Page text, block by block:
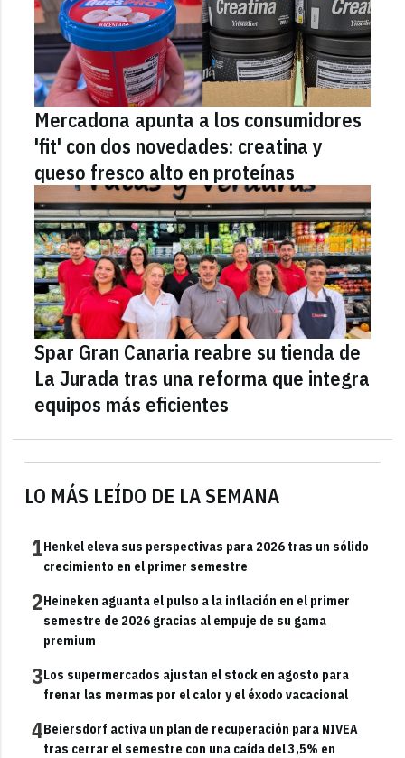
LO MÁS LEÍDO DE LA SEMANA
1Henkel eleva sus perspectivas para 2026 tras un sólido
crecimiento en el primer semestre
2Heineken aguanta el pulso a la inflación en el primer
semestre de 2026 gracias al empuje de su gama
premium
3Los supermercados ajustan el stock en agosto para
frenar las mermas por el calor y el éxodo vacacional
4Beiersdorf activa un plan de recuperación para NIVEA
tras cerrar el semestre con una caída del 3,5% en
Mercadona apunta a los consumidores
'fit' con dos novedades: creatina y
queso fresco alto en proteínas
Spar Gran Canaria reabre su tienda de
La Jurada tras una reforma que integra
equipos más eficientes